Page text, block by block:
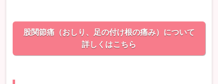
股関節痛（おしり、足の付け根の痛み）について
詳しくはこちら